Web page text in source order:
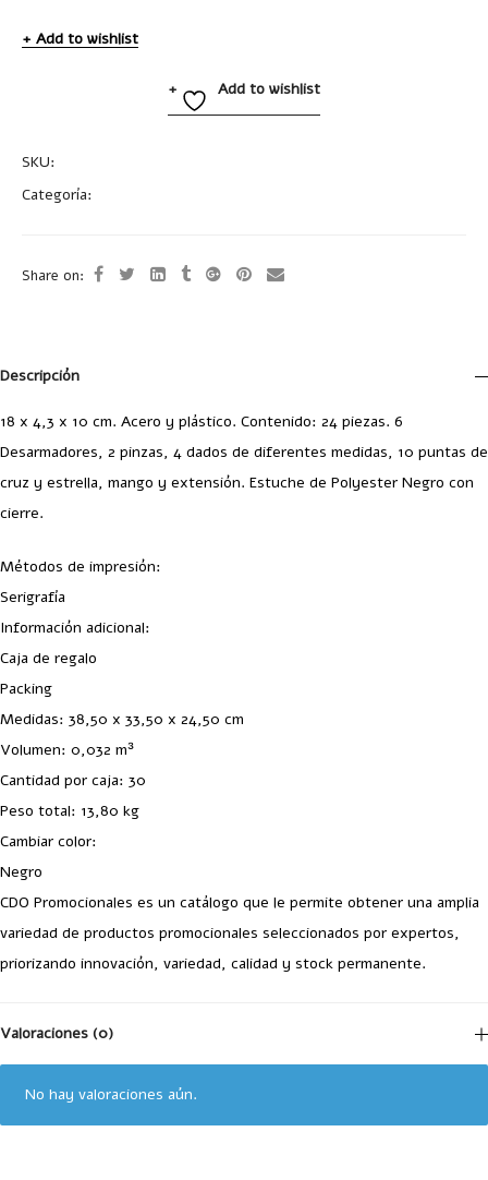
Add to wishlist
Add to wishlist
SKU:
Categoría:
Share on:
Descripción
18 x 4,3 x 10 cm. Acero y plástico. Contenido: 24 piezas. 6
Desarmadores, 2 pinzas, 4 dados de diferentes medidas, 10 puntas de
cruz y estrella, mango y extensión. Estuche de Polyester Negro con
cierre.
Métodos de impresión:
Serigrafía
Información adicional:
Caja de regalo
Packing
Medidas: 38,50 x 33,50 x 24,50 cm
Volumen: 0,032 m³
Cantidad por caja: 30
Peso total: 13,80 kg
Cambiar color:
Negro
CDO Promocionales es un catálogo que le permite obtener una amplia
variedad de productos promocionales seleccionados por expertos,
priorizando innovación, variedad, calidad y stock permanente.
Valoraciones (0)
No hay valoraciones aún.